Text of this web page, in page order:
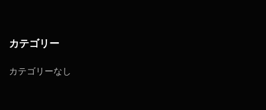
カテゴリー
カテゴリーなし